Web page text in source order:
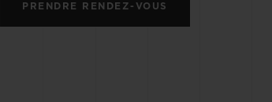
PRENDRE RENDEZ-VOUS